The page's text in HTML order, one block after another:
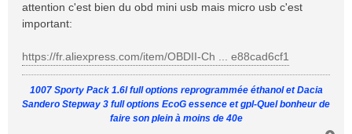
attention c'est bien du obd mini usb mais micro usb c'est
important:
https://fr.aliexpress.com/item/OBDII-Ch ... e88cad6cf1
1007 Sporty Pack 1.6l full options reprogrammée éthanol et Dacia
Sandero Stepway 3 full options EcoG essence et gpl-Quel bonheur de
faire son plein à moins de 40e